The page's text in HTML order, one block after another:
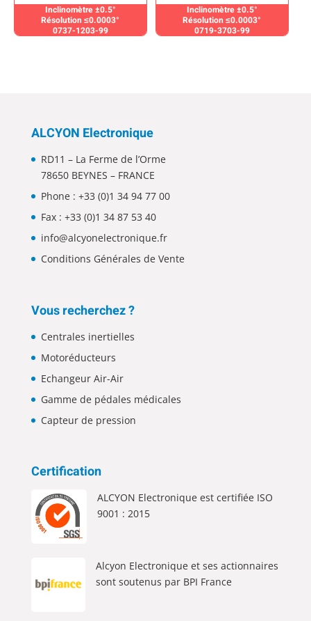
Inclinomètre ±0.5°
Résolution ≤0.0003°
0737-1203-99
Inclinomètre ±0.5°
Résolution ≤0.0003°
0719-3703-99
ALCYON Electronique
RD11 – La Ferme de l’Orme
78650 BEYNES – FRANCE
Phone : +33 (0)1 34 94 77 00
Fax : +33 (0)1 34 87 53 40
info@alcyonelectronique.fr
Conditions Générales de Vente
Vous recherchez ?
Centrales inertielles
Motoréducteurs
Echangeur Air-Air
Gamme de pédales médicales
Capteur de pression
Certification
ALCYON Electronique est certifiée ISO
9001 : 2015
Alcyon Electronique et ses actionnaires
sont soutenus par BPI France